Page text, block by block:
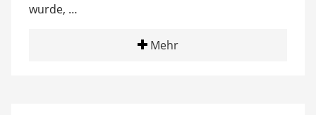
wurde, …
Mehr